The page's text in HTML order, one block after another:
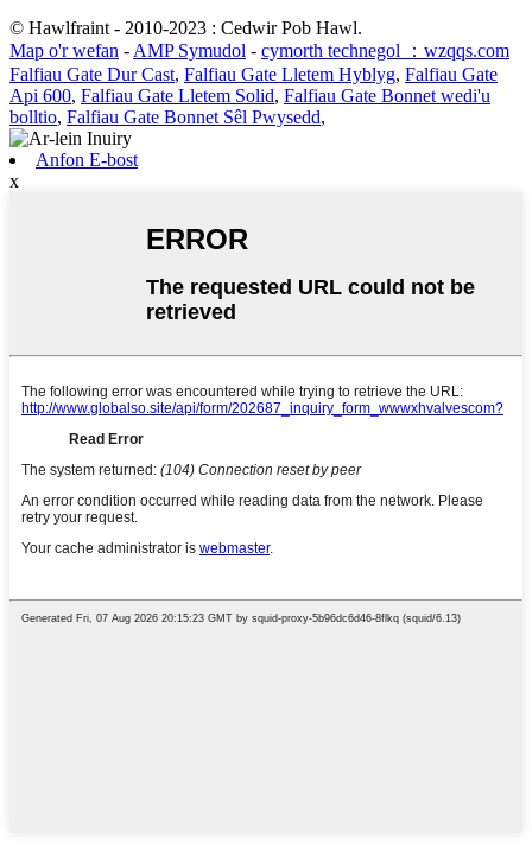
© Hawlfraint - 2010-2023 : Cedwir Pob Hawl.
Map o'r wefan - AMP Symudol - cymorth technegol ：wzqqs.com
Falfiau Gate Dur Cast, Falfiau Gate Lletem Hyblyg, Falfiau Gate
Api 600, Falfiau Gate Lletem Solid, Falfiau Gate Bonnet wedi'u
bolltio, Falfiau Gate Bonnet Sêl Pwysedd,
Anfon E-bost
x